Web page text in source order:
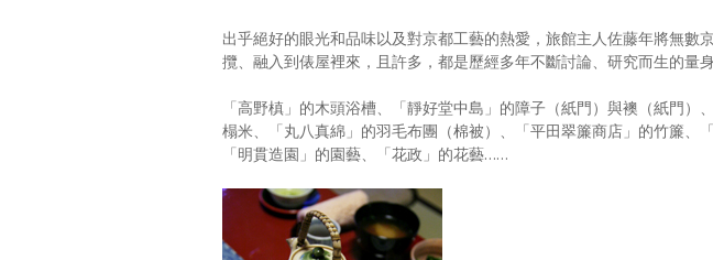
出乎絕好的眼光和品味以及對京都工藝的熱愛，旅館主人佐藤年將無數
攬、融入到俵屋裡來，且許多，都是歷經多年不斷討論、研究而生的量
「高野槙」的木頭浴槽、「靜好堂中島」的障子（紙門）與襖（紙門
榻米、「丸八真綿」的羽毛布團（棉被）、「平田翠簾商店」的竹簾、
「明貫造園」的園藝、「花政」的花藝……